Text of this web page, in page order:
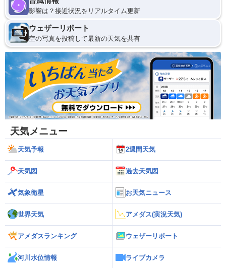
影響は？接近状況をリアルタイム更新
ウェザーリポート
空の写真を投稿して最新の天気を共有
天気メニュー
天気予報 2週間天気
天気図 過去天気図
気象衛星 お天気ニュース
世界天気 アメダス(実況天気)
アメダスランキング ウェザーリポート
河川水位情報 ライブカメラ